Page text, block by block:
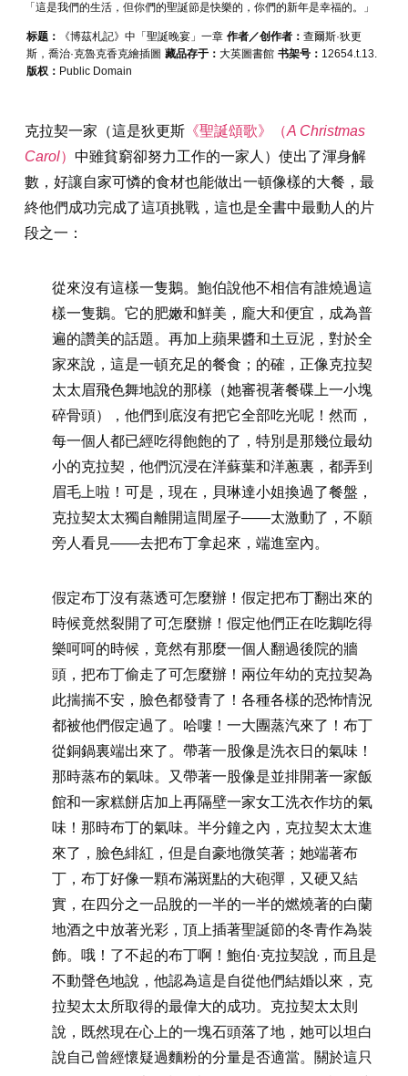
「這是我們的生活，但你們的聖誕節是快樂的，你們的新年是幸福的。」
标题： 《博茲札記》中「聖誕晚宴」一章 作者／创作者： 查爾斯·狄更
斯，喬治·克魯克香克繪插圖 藏品存于： 大英圖書館 书架号： 12654.t.13.
版权： Public Domain
克拉契一家（這是狄更斯《聖誕頌歌》（A Christmas
Carol） 中雖貧窮卻努力工作的一家人）使出了渾身解
數，好讓自家可憐的食材也能做出一頓像樣的大餐，最
終他們成功完成了這項挑戰，這也是全書中最動人的片
段之一：
從來沒有這樣一隻鵝。鮑伯說他不相信有誰燒過這
樣一隻鵝。它的肥嫩和鮮美，龐大和便宜，成為普
遍的讚美的話題。再加上蘋果醬和土豆泥，對於全
家來說，這是一頓充足的餐食；的確，正像克拉契
太太眉飛色舞地說的那樣（她審視著餐碟上一小塊
碎骨頭），他們到底沒有把它全部吃光呢！然而，
每一個人都已經吃得飽飽的了，特別是那幾位最幼
小的克拉契，他們沉浸在洋蘇葉和洋蔥裏，都弄到
眉毛上啦！可是，現在，貝琳達小姐換過了餐盤，
克拉契太太獨自離開這間屋子——太激動了，不願
旁人看見——去把布丁拿起來，端進室內。
假定布丁沒有蒸透可怎麼辦！假定把布丁翻出來的
時候竟然裂開了可怎麼辦！假定他們正在吃鵝吃得
樂呵呵的時候，竟然有那麼一個人翻過後院的牆
頭，把布丁偷走了可怎麼辦！兩位年幼的克拉契為
此揣揣不安，臉色都發青了！各種各樣的恐怖情況
都被他們假定過了。哈嘍！一大團蒸汽來了！布丁
從銅鍋裏端出來了。帶著一股像是洗衣日的氣味！
那時蒸布的氣味。又帶著一股像是並排開著一家飯
館和一家糕餅店加上再隔壁一家女工洗衣作坊的氣
味！那時布丁的氣味。半分鐘之內，克拉契太太進
來了，臉色緋紅，但是自豪地微笑著；她端著布
丁，布丁好像一顆布滿斑點的大砲彈，又硬又結
實，在四分之一品脫的一半的一半的燃燒著的白蘭
地酒之中放著光彩，頂上插著聖誕節的冬青作為裝
飾。哦！了不起的布丁啊！鮑伯·克拉契說，而且是
不動聲色地說，他認為這是自從他們結婚以來，克
拉契太太所取得的最偉大的成功。克拉契太太則
說，既然現在心上的一塊石頭落了地，她可以坦白
說自己曾經懷疑過麵粉的分量是否適當。關於這只